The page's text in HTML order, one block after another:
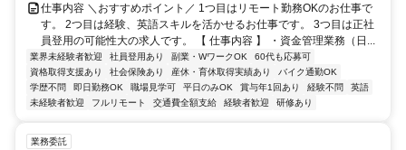
仕事内容 ＼おすすめポイント／ 1つ目はリモート勤務OKのお仕事で
す。 2つ目は経験、英語スキルを活かせるお仕事です。 3つ目は正社
員登用の可能性大の求人です。 【 仕事内容 】 ・資金管理業務（日...
業界未経験者歓迎 社員登用あり 副業・WワークOK
60代も応募可
資格取得支援あり
社会保険あり 産休・育休取得実績あり
バイク通勤OK
学歴不問
即日勤務OK 職場見学可 平日のみOK 賞与年1回あり 経験不問
英語
未経験者歓迎
フルリモート 交通費全額支給 経験者歓迎 研修あり
業務委託